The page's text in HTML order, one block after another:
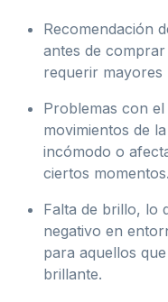
Recomendación
antes de
requerir mayores
Problemas con
movimientos de
incómodo o
ciertos momentos.
Falta de brillo, lo
negativo en
para aquellos
brillante.